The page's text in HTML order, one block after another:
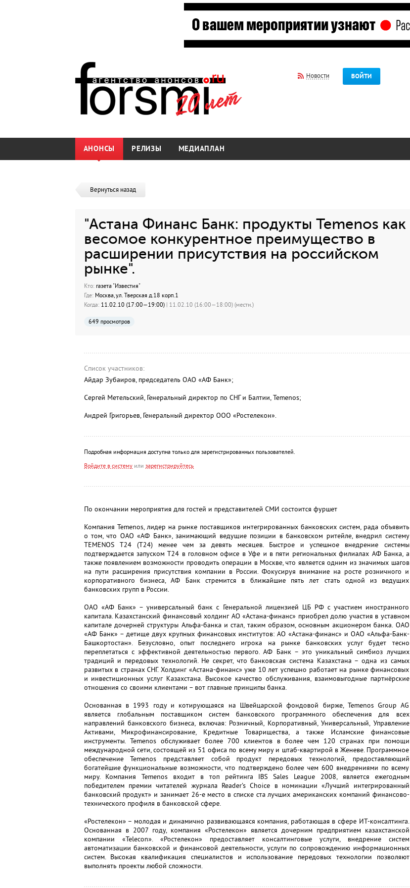
Новости ВОЙТИ
АНОНСЫ РЕЛИЗЫ МЕДИАПЛАН
Вернуться назад
"Астана Финанс Банк: продукты Temenos как
весомое конкурентное преимущество в
расширении присутствия на российском
рынке".
Кто:газета "Известия"
Где:Москва, ул. Тверская д.18 корп.1
Когда:11.02.10 (17:00—19:00) | 11.02.10 (16:00—18:00) (местн.)
649 просмотров
Список участников:
Айдар Зубаиров, председатель ОАО «АФ Банк»;
Сергей Метельский, Генеральный директор по СНГ и Балтии, Temenos;
Андрей Григорьев, Генеральный директор ООО «Ростелекон».
Подробная информация доступна только для зарегистрированных пользователей.
Войдите в системуили зарегистрируйтесь
По окончании мероприятия для гостей и представителей СМИ состоится фуршет
Компания Temenos, лидер на рынке поставщиков интегрированных банковских систем, рада объявить
о том, что ОАО «АФ Банк», занимающий ведущие позиции в банковском ритейле, внедрил систему
TEMENOS T24 (T24) менее чем за девять месяцев. Быстрое и успешное внедрение системы
подтверждается запуском T24 в головном офисе в Уфе и в пяти региональных филиалах АФ Банка, а
также появлением возможности проводить операции в Москве, что является одним из значимых шагов
на пути расширения присутствия компании в России. Фокусируя внимание на росте розничного и
корпоративного бизнеса, АФ Банк стремится в ближайшие пять лет стать одной из ведущих
банковских групп в России.
ОАО «АФ Банк» – универсальный банк с Генеральной лицензией ЦБ РФ с участием иностранного
капитала. Казахстанский финансовый холдинг АО «Астана-финанс» приобрел долю участия в уставном
капитале дочерней структуры Альфа-банка и стал, таким образом, основным акционером банка. ОАО
«АФ Банк» – детище двух крупных финансовых институтов: АО «Астана-финанс» и ОАО «Альфа-Банк-
Башкортостан». Безусловно, опыт последнего игрока на рынке банковских услуг будет тесно
переплетаться с эффективной деятельностью первого. АФ Банк – это уникальный симбиоз лучших
традиций и передовых технологий. Не секрет, что банковская система Казахстана – одна из самых
развитых в странах СНГ. Холдинг «Астана-финанс» уже 10 лет успешно работает на рынке финансовых
и инвестиционных услуг Казахстана. Высокое качество обслуживания, взаимовыгодные партнёрские
отношения со своими клиентами – вот главные принципы банка.
Основанная в 1993 году и котирующаяся на Швейцарской фондовой бирже, Temenos Group AG
является глобальным поставщиком систем банковского программного обеспечения для всех
направлений банковского бизнеса, включая: Розничный, Корпоративный, Универсальный, Управление
Активами, Микрофинансирование, Кредитные Товарищества, а также Исламские финансовые
инструменты. Temenos обслуживает более 700 клиентов в более чем 120 странах при помощи
международной сети, состоящей из 51 офиса по всему миру и штаб-квартирой в Женеве. Программное
обеспечение Temenos представляет собой продукт передовых технологий, предоставляющий
богатейшие функциональные возможности, что подтверждено более чем 600 внедрениями по всему
миру. Компания Temenos входит в топ рейтинга IBS Sales League 2008, является ежегодным
победителем премии читателей журнала Reader’s Choice в номинации «Лучший интегрированный
банковский продукт» и занимает 26-е место в списке ста лучших американских компаний финансово-
технического профиля в банковской сфере.
«Ростелекон» – молодая и динамично развивающаяся компания, работающая в сфере ИТ-консалтинга.
Основанная в 2007 году, компания «Ростелекон» является дочерним предприятием казахстанской
компании «Telecon». «Ростелекон» предоставляет консалтинговые услуги, внедрение систем
автоматизации банковской и финансовой деятельности, услуги по сопровождению информационных
систем. Высокая квалификация специалистов и использование передовых технологии позволяют
выполнять проекты любой сложности.